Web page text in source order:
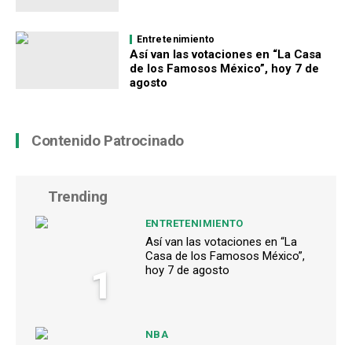
Entretenimiento
Así van las votaciones en “La Casa
de los Famosos México”, hoy 7 de
agosto
Contenido Patrocinado
Trending
1
ENTRETENIMIENTO
Así van las votaciones en “La
Casa de los Famosos México”,
hoy 7 de agosto
NBA